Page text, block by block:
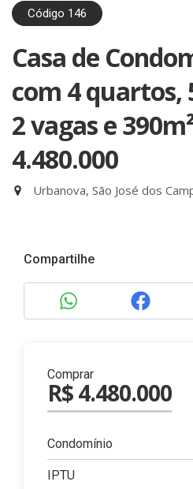
Código 146
Casa de
com 4 quartos,
2 vagas e
4.480.000
Urbanova, São José dos
Compartilhe
Comprar
R$ 4.480.000
Condomínio
IPTU